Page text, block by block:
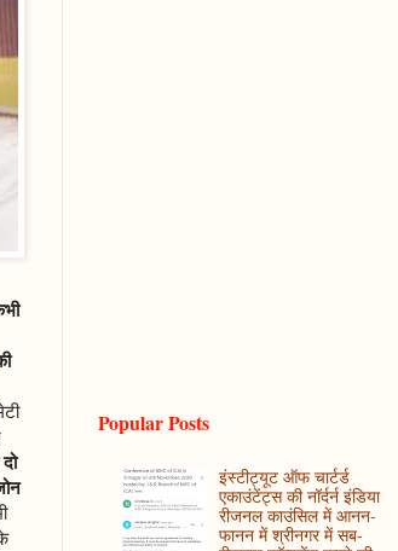
Popular Posts
इंस्टीट्यूट ऑफ चार्टर्ड
एकाउंटेंट्स की नॉर्दर्न इंडिया
रीजनल काउंसिल में आनन-
फानन में श्रीनगर में सब-